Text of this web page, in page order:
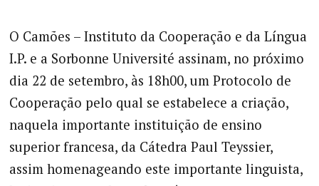
O Camões – Instituto da Cooperação e da Língua
I.P. e a Sorbonne Université assinam, no próximo
dia 22 de setembro, às 18h00, um Protocolo de
Cooperação pelo qual se estabelece a criação,
naquela importante instituição de ensino
superior francesa, da Cátedra Paul Teyssier,
assim homenageando este importante linguista,